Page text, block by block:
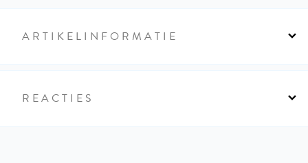
ARTIKELINFORMATIE
REACTIES